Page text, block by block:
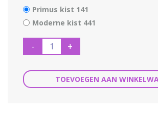
Primus kist 141
Moderne kist 441
- +
TOEVOEGEN AAN